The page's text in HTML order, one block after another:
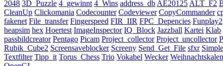
2048 3D_Puzzle 4_gewinnt 4_Wins address_db AE20125 ALT_F2
CleanUp Clickomania Codecounter Codeviewer CopyCommander
fakenet File_transfer Fingerspeed FIR_IIR FPC_Depencies Funplay2
heapsim hex Hoertest ImageInspector IQ_Block Jazzball Kartei Klab
passbildcreator Pentago Picam Project_collector Project_uncollector
Rubik_Cube2 Screensaveblocker Screeny Send_Get_File sfxr
Textfilter Tipp_it Torus_Chess Trio Vokabel Wecker